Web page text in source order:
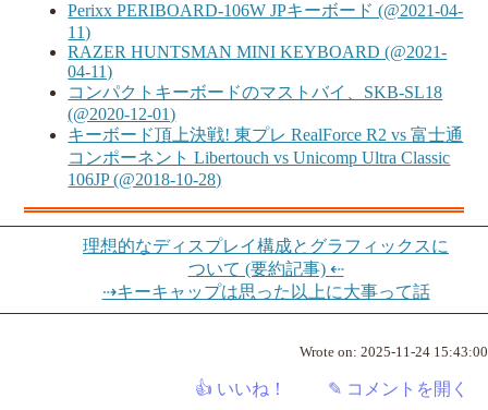
Perixx PERIBOARD-106W JPキーボード (@2021-04-
11)
RAZER HUNTSMAN MINI KEYBOARD (@2021-
04-11)
コンパクトキーボードのマストバイ、SKB-SL18
(@2020-12-01)
キーボード頂上決戦! 東プレ RealForce R2 vs 富士通
コンポーネント Libertouch vs Unicomp Ultra Classic
106JP (@2018-10-28)
理想的なディスプレイ構成とグラフィックスに
ついて (要約記事) ⇠
⇢キーキャップは思った以上に大事って話
Wrote on: 2025-11-24 15:43:00